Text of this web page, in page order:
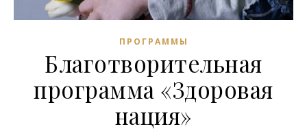
ПРОГРАММЫ
Благотворительная
программа «Здоровая
нация»